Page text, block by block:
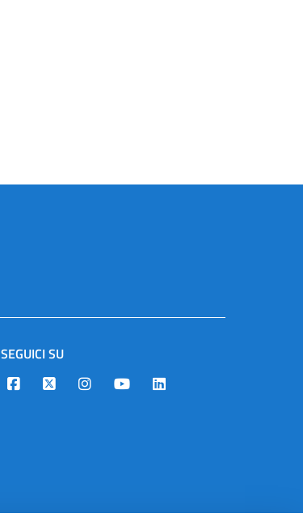
SEGUICI SU
Designers Italia
TwitterInstagramYoutubeLinkedin